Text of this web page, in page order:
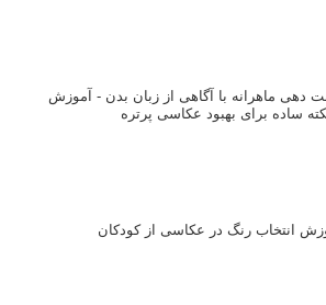
دهی ماهرانه با آگاهی از زبان بدن - آموزش
انتخاب رنگ در عکاسی از کودکان